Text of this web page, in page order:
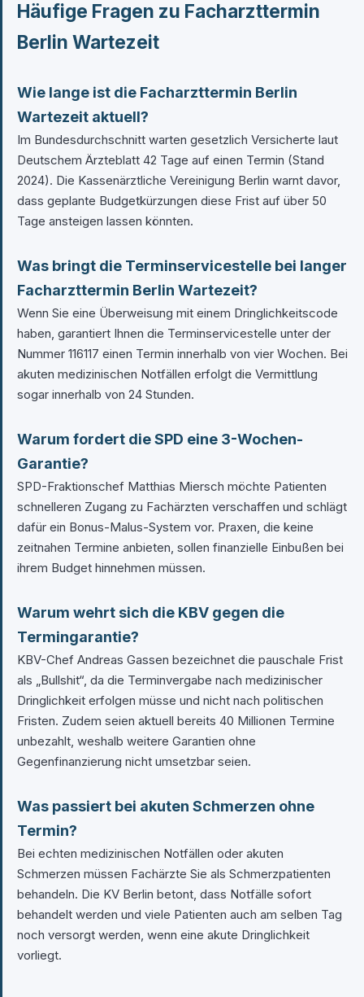
Häufige Fragen zu Facharzttermin
Berlin Wartezeit
Wie lange ist die Facharzttermin Berlin
Wartezeit aktuell?
Im Bundesdurchschnitt warten gesetzlich Versicherte laut
Deutschem Ärzteblatt 42 Tage auf einen Termin (Stand
2024). Die Kassenärztliche Vereinigung Berlin warnt davor,
dass geplante Budgetkürzungen diese Frist auf über 50
Tage ansteigen lassen könnten.
Was bringt die Terminservicestelle bei langer
Facharzttermin Berlin Wartezeit?
Wenn Sie eine Überweisung mit einem Dringlichkeitscode
haben, garantiert Ihnen die Terminservicestelle unter der
Nummer 116117 einen Termin innerhalb von vier Wochen. Bei
akuten medizinischen Notfällen erfolgt die Vermittlung
sogar innerhalb von 24 Stunden.
Warum fordert die SPD eine 3-Wochen-
Garantie?
SPD-Fraktionschef Matthias Miersch möchte Patienten
schnelleren Zugang zu Fachärzten verschaffen und schlägt
dafür ein Bonus-Malus-System vor. Praxen, die keine
zeitnahen Termine anbieten, sollen finanzielle Einbußen bei
ihrem Budget hinnehmen müssen.
Warum wehrt sich die KBV gegen die
Termingarantie?
KBV-Chef Andreas Gassen bezeichnet die pauschale Frist
als „Bullshit“, da die Terminvergabe nach medizinischer
Dringlichkeit erfolgen müsse und nicht nach politischen
Fristen. Zudem seien aktuell bereits 40 Millionen Termine
unbezahlt, weshalb weitere Garantien ohne
Gegenfinanzierung nicht umsetzbar seien.
Was passiert bei akuten Schmerzen ohne
Termin?
Bei echten medizinischen Notfällen oder akuten
Schmerzen müssen Fachärzte Sie als Schmerzpatienten
behandeln. Die KV Berlin betont, dass Notfälle sofort
behandelt werden und viele Patienten auch am selben Tag
noch versorgt werden, wenn eine akute Dringlichkeit
vorliegt.